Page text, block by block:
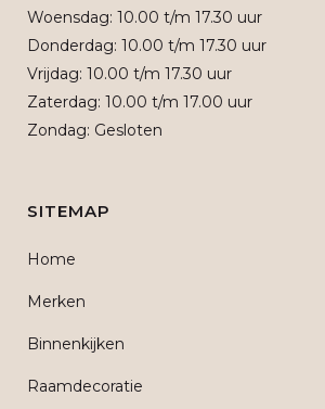
Woensdag: 10.00 t/m 17.30 uur
Donderdag: 10.00 t/m 17.30 uur
Vrijdag: 10.00 t/m 17.30 uur
Zaterdag: 10.00 t/m 17.00 uur
Zondag: Gesloten
SITEMAP
Home
Merken
Binnenkijken
Raamdecoratie